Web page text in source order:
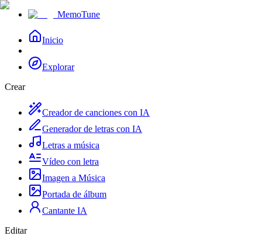
MemoTune
Inicio
Explorar
Crear
Creador de canciones con IA
Generador de letras con IA
Letras a música
Vídeo con letra
Imagen a Música
Portada de álbum
Cantante IA
Editar